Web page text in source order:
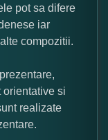
pot sa difere
iar
compozitii.
orientative si
realizate